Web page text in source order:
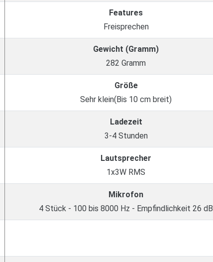
Features
Freisprechen
Gewicht (Gramm)
282 Gramm
Größe
Sehr klein(Bis 10 cm breit)
Ladezeit
3-4 Stunden
Lautsprecher
1x3W RMS
Mikrofon
4 Stück - 100 bis 8000 Hz - Empfindlichkeit 26 dB